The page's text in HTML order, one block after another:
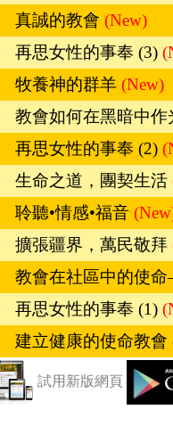
真誠的教會 (New)
再思女性的事奉 (3)
牧養神的群羊 (New)
教會如何在黑暗中
再思女性的事奉 (2)
生命之道，團契生活
聆聽•情感•福音
擴張疆界，萬民敬拜
教會在社區中的使
再思女性的事奉 (1)
建立健康的使命教
試用新版網頁